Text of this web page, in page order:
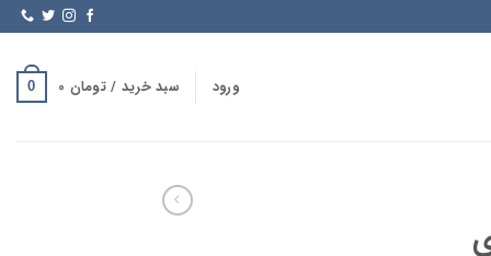
ورود سبد خرید /تومان 0